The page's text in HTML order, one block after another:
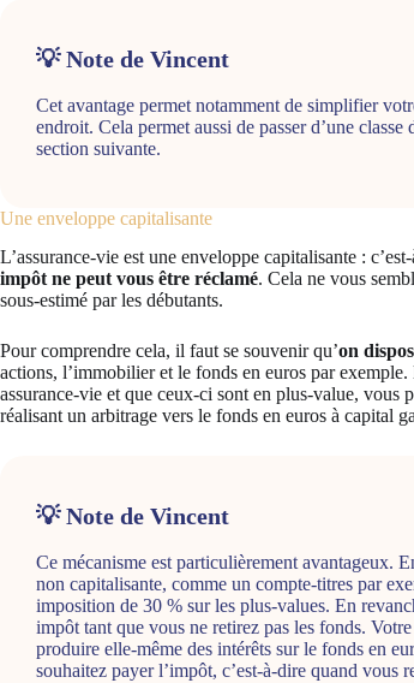
💡 Note de Vincent
Cet avantage permet notamment de simplifier
endroit. Cela permet aussi de passer d’une
section suivante.
Une enveloppe capitalisante
L’assurance-vie est une enveloppe capitalisante :
impôt ne peut vous être réclamé. Cela ne vous
sous-estimé par les débutants.
Pour comprendre cela, il faut se souvenir qu’on
actions, l’immobilier et le fonds en euros par
assurance-vie et que ceux-ci sont en plus-value, vous
réalisant un arbitrage vers le fonds en euros à capital
💡 Note de Vincent
Ce mécanisme est particulièrement avantageux.
non capitalisante, comme un compte-titres par
imposition de 30 % sur les plus-values. En
impôt tant que vous ne retirez pas les fonds.
produire elle-même des intérêts sur le fonds en
souhaitez payer l’impôt, c’est-à-dire quand vous